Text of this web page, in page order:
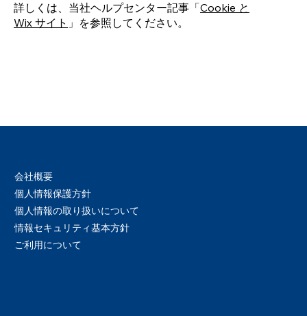
詳しくは、当社ヘルプセンター記事「Cookie と
Wix サイト 」を参照してください。
会社概要
個人情報保護方針
個人情報の取り扱いについて
情報セキュリティ基本方針
ご利用について